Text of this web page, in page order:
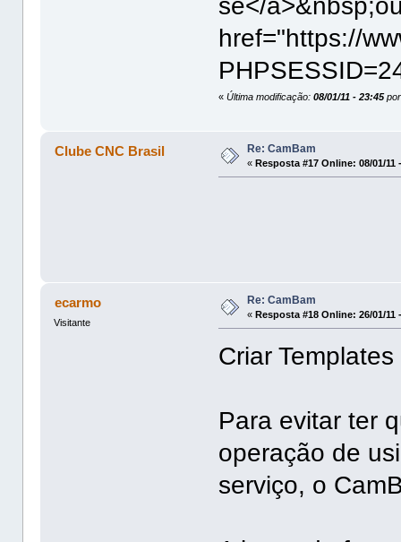
href="https://
«Última modificação:08/01/11 - 23:45por
Clube CNC Brasil Re: CamBam
«Resposta #17 Online: 08/01/11
ecarmo
Visitante
Re: CamBam
«Resposta #18 Online: 26/01/11
Criar
Para evitar ter
operação de
serviço, o